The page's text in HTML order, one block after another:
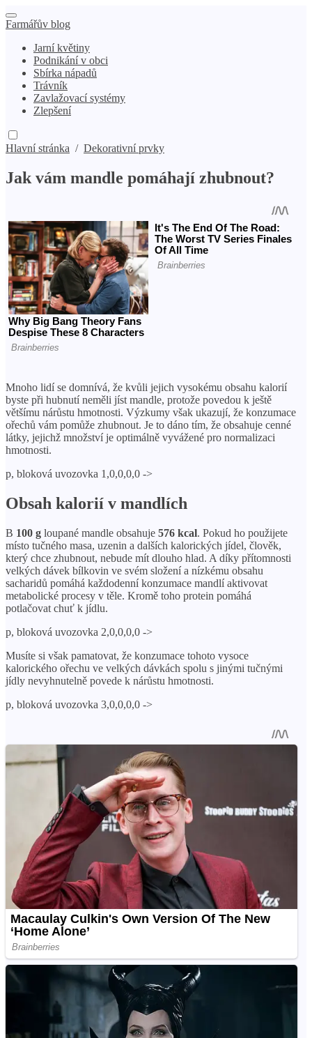
Farmářův blog
Jarní květiny
Podnikání v obci
Sbírka nápadů
Trávník
Zavlažovací systémy
Zlepšení
Hlavní stránka / Dekorativní prvky
Jak vám mandle pomáhají zhubnout?
Mnoho lidí se domnívá, že kvůli jejich vysokému obsahu kalorií
byste při hubnutí neměli jíst mandle, protože povedou k ještě
většímu nárůstu hmotnosti. Výzkumy však ukazují, že konzumace
ořechů vám pomůže zhubnout. Je to dáno tím, že obsahuje cenné
látky, jejichž množství je optimálně vyvážené pro normalizaci
hmotnosti.
p, bloková uvozovka 1,0,0,0,0 ->
Obsah kalorií v mandlích
В 100 g loupané mandle obsahuje 576 kcal. Pokud ho použijete
místo tučného masa, uzenin a dalších kalorických jídel, člověk,
který chce zhubnout, nebude mít dlouho hlad. A díky přítomnosti
velkých dávek bílkovin ve svém složení a nízkému obsahu
sacharidů pomáhá každodenní konzumace mandlí aktivovat
metabolické procesy v těle. Kromě toho protein pomáhá
potlačovat chuť k jídlu.
p, bloková uvozovka 2,0,0,0,0 ->
Musíte si však pamatovat, že konzumace tohoto vysoce
kalorického ořechu ve velkých dávkách spolu s jinými tučnými
jídly nevyhnutelně povede k nárůstu hmotnosti.
p, bloková uvozovka 3,0,0,0,0 ->